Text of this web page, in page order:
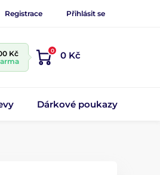
Registrace Přihlásit se
Kč
0 0 Kč
Dárkové poukazy